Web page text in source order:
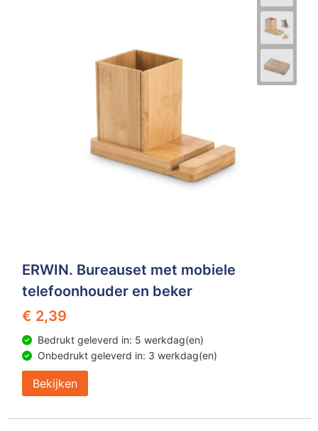
ERWIN. Bureauset met mobiele
telefoonhouder en beker
€ 2,39
Bedrukt geleverd in: 5 werkdag(en)
Onbedrukt geleverd in: 3 werkdag(en)
Bekijken